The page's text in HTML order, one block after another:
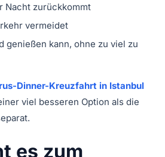
Nacht zurückkommt
vermeidet
genießen kann, ohne zu viel zu
Dinner-Kreuzfahrt in Istanbul
viel besseren Option als die
es zum